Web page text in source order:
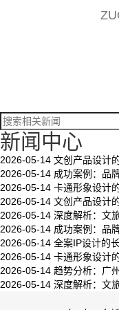
新闻中心
2026-05-14 文创产品设计
2026-05-14 成功案例：品
2026-05-14 卡通形象设计
2026-05-14 文创产品设计
2026-05-14 深度解析：文
2026-05-14 成功案例：品
2026-05-14 全案IP设计的
2026-05-14 卡通形象设计
2026-05-14 趋势分析：广
2026-05-14 深度解析：文
文创产品设计的
系统化的方